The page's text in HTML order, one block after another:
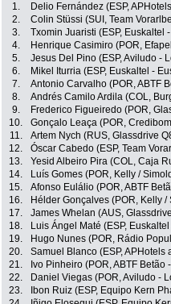
1. Delio Fernández (ESP,
2.
Colin Stüssi (SUI, Team
3.
Txomin Juaristi (ESP, Euskaltel
4.
Henrique Casimiro (POR,
5.
Jesus Del Pino (ESP, Aviludo -
6.
Mikel Iturria (ESP, Euskaltel -
7.
Antonio Carvalho (POR, ABTF
8.
Andrés Camilo Ardila (COL,
9.
Frederico Figueiredo (POR,
10.
Gonçalo Leaça (POR,
11.
Artem Nych (RUS, Glassdrive
12.
Óscar Cabedo (ESP, Team
13.
Yesid Albeiro Pira (COL, Caja
14.
Luís Gomes (POR, Kelly /
15.
Afonso Eulálio (POR, ABTF
16.
Hélder Gonçalves (POR, Kelly /
17.
James Whelan (AUS,
18.
Luis Ángel Maté (ESP,
19.
Hugo Nunes (POR, Rádio
20.
Samuel Blanco (ESP, APHotels
21.
Ivo Pinheiro (POR, ABTF Betão
22.
Daniel Viegas (POR, Aviludo -
23.
Ibon Ruiz (ESP, Equipo Kern